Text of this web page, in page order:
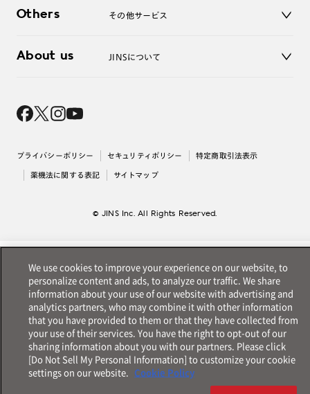
お問い合わせ
Others その他サービス
レンズ交換
About us JINSについて
採用情報
出店について
プライバシーポリシー セキュリティポリシー 特定商取引法表示
薬機法に関する表記 サイトマップ
© JINS Inc. All Rights Reserved.
We use cookies to improve your experience on our website, to
personalize content and ads, to analyze our traffic. We share
information about your use of our website with advertising and
analytics partners, who may combine it with other information
that you have provided to them or that they have collected from
your use of their services. You have the right to opt-out of our
sharing information about you with our partners. Please click
[Do Not Sell My Personal Information] to customize your cookie
settings on our website. Cookie Policy